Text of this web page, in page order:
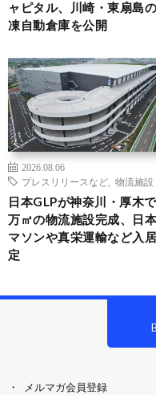
ャピタル、川崎・東扇島
凍自動倉庫を公開
2026.08.06
プレスリリースなど
物流施設
日本GLPが神奈川・厚木
万㎡の物流施設完成、日
マソンや真栄運輸など入
定
メルマガ会員登録